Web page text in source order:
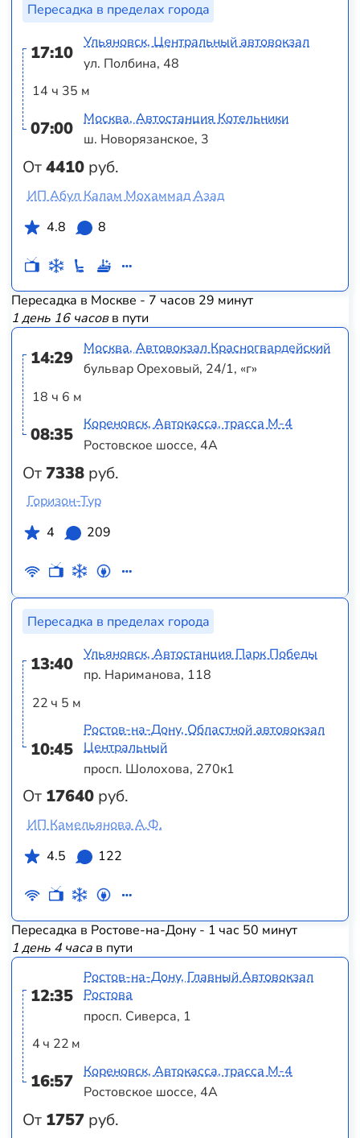
Пересадка в пределах города
17:10
14 ч 35 м
07:00
От4410 руб.
Ульяновск, Центральный автовокзал
ул. Полбина, 48
Москва, Автостанция Котельники
ш. Новорязанское, 3
ИП Абул Калам Мохаммад Азад
4.8
8
Пересадка в Москве - 7 часов 29 минут
1 день 16 часовв пути
14:29
18 ч 6 м
08:35
От7338 руб.
Москва, Автовокзал Красногвардейский
бульвар Ореховый, 24/1, «г»
Кореновск, Автокасса, трасса М-4
Ростовское шоссе, 4А
Горизон-Тур
4
209
Пересадка в пределах города
13:40
22 ч 5 м
10:45
От 17640 руб.
Ульяновск, Автостанция Парк Победы
пр. Нариманова, 118
Ростов-на-Дону, Областной автовокзал
Центральный
просп. Шолохова, 270к1
ИП Камельянова А.Ф.
4.5
122
Пересадка в Ростове-на-Дону - 1 час 50 минут
1 день 4 часав пути
12:35
4 ч 22 м
16:57
От 1757 руб.
Ростов-на-Дону, Главный Автовокзал
Ростова
просп. Сиверса, 1
Кореновск, Автокасса, трасса М-4
Ростовское шоссе, 4А